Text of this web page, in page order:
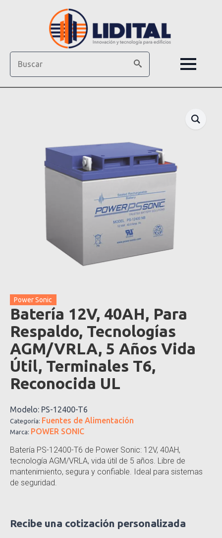
Power Sonic
Batería 12V, 40AH, Para
Respaldo, Tecnologías
AGM/VRLA, 5 Años Vida
Útil, Terminales T6,
Reconocida UL
Modelo: PS-12400-T6
Categoría: Fuentes de Alimentación
Marca: POWER SONIC
Batería PS-12400-T6 de Power Sonic: 12V, 40AH,
tecnología AGM/VRLA, vida útil de 5 años. Libre de
mantenimiento, segura y confiable. Ideal para sistemas
de seguridad.
Recibe una cotización personalizada